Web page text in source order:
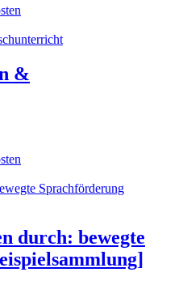
&
durch: bewegte